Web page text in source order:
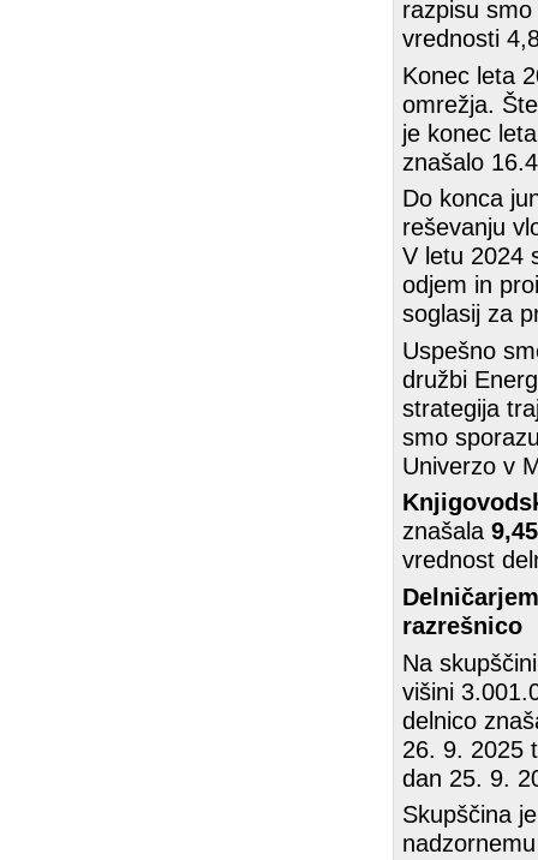
razpisu
vrednosti
Konec leta
omrežja.
je konec
znašalo
Do konca
reševanju
V letu 2024
odjem in
soglasij za
Uspešno
družbi
strategija
smo
Univerzo v
znašala
vrednost
razrešnico
Na
višini
delnico
26. 9. 2025
dan 25. 9.
Skupščina